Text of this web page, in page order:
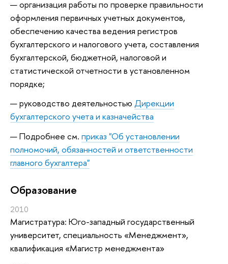
организация работы по проверке правильности
оформления первичных учетных документов,
обеспечению качества ведения регистров
бухгалтерского и налогового учета, составления
бухгалтерской, бюджетной, налоговой и
статистической отчетности в установленном
порядке;
руководство деятельностью Дирекции
бухгалтерского учета и казначейства
Подробнее см. приказ "Об установлении
полномочий, обязанностей и ответственности
главного бухгалтера"
Oбразование
2010
Магистратура: Юго-западный государственный
университет, специальность «Менеджмент»,
квалификация «Магистр менеджмента»